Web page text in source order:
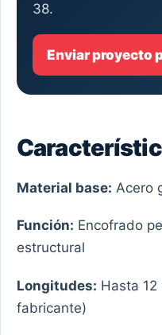
38.
Enviar proyecto
Material base: Acero
Función: Encofrado
estructural
Longitudes: Hasta
fabricante)